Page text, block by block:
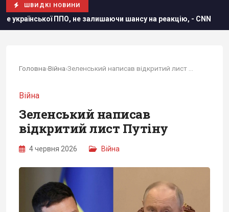
ШВИДКІ НОВИНИ
не залишаючи шансу на реакцію, - CNN Мелоні
Головна›Війна›
Війна
Зеленський написав
відкритий лист Путіну
4 червня 2026 Війна